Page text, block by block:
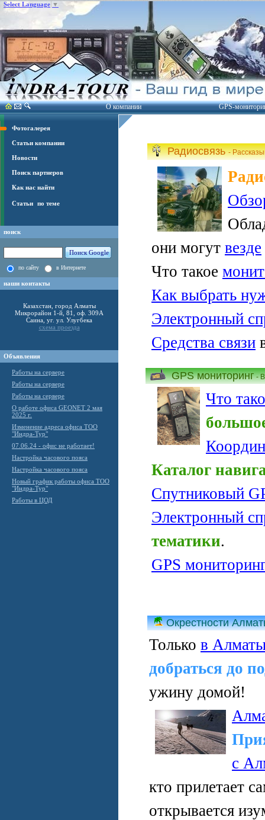
Радиосвязь-
они могут везде
Что такое
Как выбрать
Электронный
Средства связи
GPS мониторинг-
Что
Каталог
Спутниковый
Электронный
тематики.
GPS
Окрестности
Только в
добраться до
ужину домой!
с
кто прилетает
открывается
О компании GPS-
Select Language ▼
Фотогалерея
Статьи компании
Новости
Поиск партнеров
Как нас найти
Статьи по теме
поиск
по сайту в Интернете
наши контакты
Казахстан, город Алматы
Микрорайон 1-й, 81, оф. 309А
Саина, уг. ул. Улугбека
схема проезда
Объявления
Работы на сервере
Работы на сервере
Работы на сервере
О работе офиса GEONET 2 мая
2025 г.
Изменение адреса офиса ТОО
"Индра-Тур"
07.06.24 - офис не работает!
Настройка часового пояса
Настройка часового пояса
Новый график работы офиса ТОО
"Индра-Тур"
Работы в ЦОД